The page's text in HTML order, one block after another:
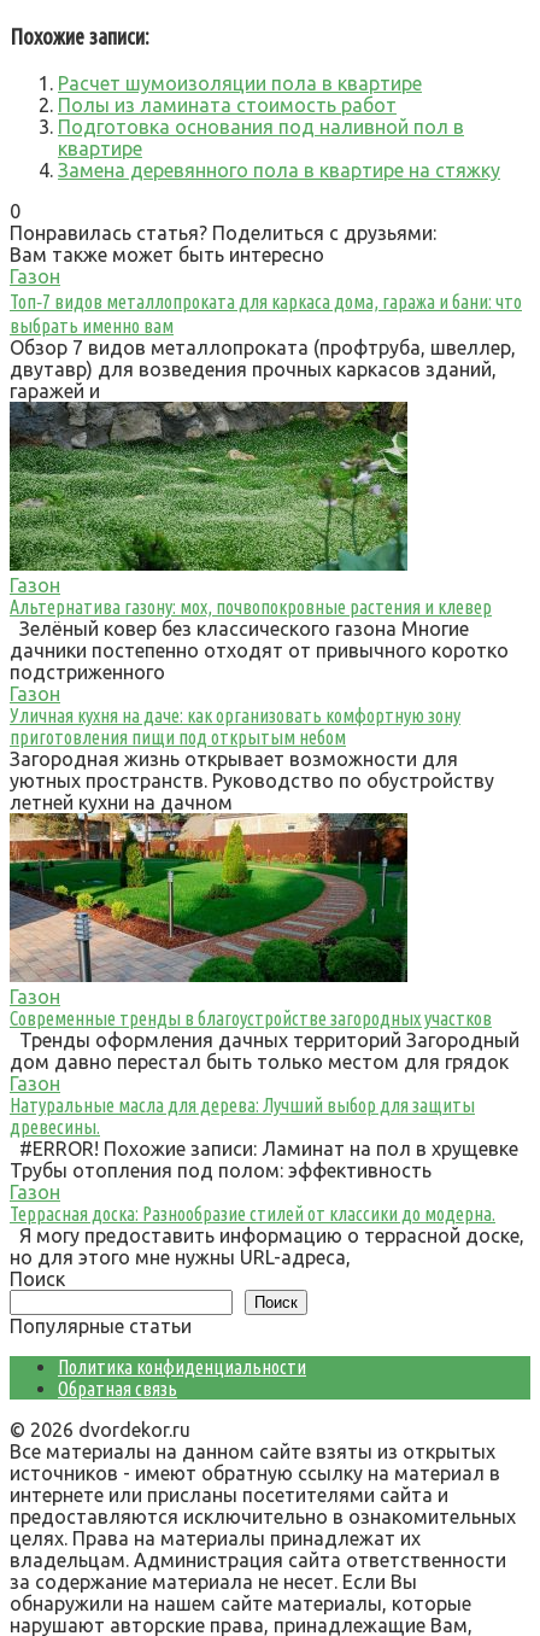
Похожие записи:
Расчет шумоизоляции пола в квартире
Полы из ламината стоимость работ
Подготовка основания под наливной пол в
квартире
Замена деревянного пола в квартире на стяжку
0
Понравилась статья? Поделиться с друзьями:
Вам также может быть интересно
Газон
Топ‑7 видов металлопроката для каркаса дома, гаража и бани: что
выбрать именно вам
Обзор 7 видов металлопроката (профтруба, швеллер,
двутавр) для возведения прочных каркасов зданий,
гаражей и
Газон
Альтернатива газону: мох, почвопокровные растения и клевер
Зелёный ковер без классического газона Многие
дачники постепенно отходят от привычного коротко
подстриженного
Газон
Уличная кухня на даче: как организовать комфортную зону
приготовления пищи под открытым небом
Загородная жизнь открывает возможности для
уютных пространств. Руководство по обустройству
летней кухни на дачном
Газон
Современные тренды в благоустройстве загородных участков
Тренды оформления дачных территорий Загородный
дом давно перестал быть только местом для грядок
Газон
Натуральные масла для дерева: Лучший выбор для защиты
древесины.
#ERROR! Похожие записи: Ламинат на пол в хрущевке
Трубы отопления под полом: эффективность
Газон
Террасная доска: Разнообразие стилей от классики до модерна.
Я могу предоставить информацию о террасной доске,
но для этого мне нужны URL-адреса,
Поиск
Поиск
Популярные статьи
Политика конфиденциальности
Обратная связь
© 2026 dvordekor.ru
Все материалы на данном сайте взяты из открытых
источников - имеют обратную ссылку на материал в
интернете или присланы посетителями сайта и
предоставляются исключительно в ознакомительных
целях. Права на материалы принадлежат их
владельцам. Администрация сайта ответственности
за содержание материала не несет. Если Вы
обнаружили на нашем сайте материалы, которые
нарушают авторские права, принадлежащие Вам,